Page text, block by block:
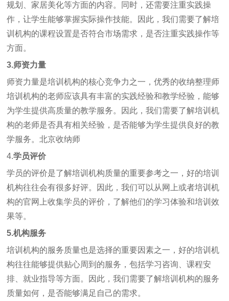
规划、家居美化等方面的内容。同时，还需要注重实践操
作，让学生能够掌握实际操作技能。因此，我们需要了解培
训机构的课程设置是否符合市场需求，是否注重实践操作等
方面。
3.师资力量
师资力量是培训机构的核心竞争力之一，优秀的收纳整理师
培训机构的老师应该具有丰富的实践经验和教学经验，能够
为学生提供高质量的教学服务。因此，我们需要了解培训机
构的老师是否具有相关经验，是否能够为学生提供良好的教
学服务。北京收纳师
4.学员评价
学员的评价是了解培训机构质量的重要参考之一，好的培训
机构往往会有很多好评。因此，我们可以从网上或者培训机
构的官网上收集学员的评价，了解他们的学习体验和培训效
果等。
5.机构服务
培训机构的服务质量也是选择的重要因素之一，好的培训机
构往往能够提供贴心周到的服务，包括学习咨询、课程安
排、就业指导等方面。因此，我们需要了解培训机构的服务
质量如何，是否能够满足自己的需求。